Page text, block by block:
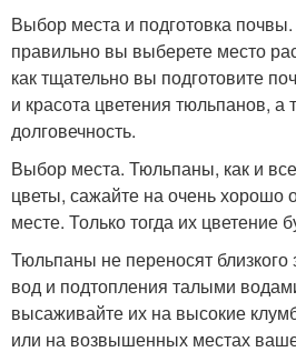
Выбор места и подготовка почвы.
правильно вы выберете место
как тщательно вы подготовите
и красота цветения тюльпанов, а
долговечность.
Выбор места. Тюльпаны, как и
цветы, сажайте на очень
месте. Только тогда их
Тюльпаны не переносят близкого
вод и подтопления талыми
высаживайте их на высокие
или на возвышенных местах